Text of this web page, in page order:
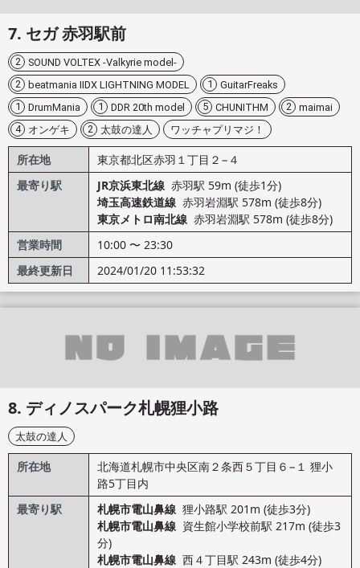
セガ 赤羽駅前
2
SOUND VOLTEX -Valkyrie model-
2
beatmania IIDX LIGHTNING MODEL 1
GuitarFreaks
1
DrumMania 1 DDR 20th model 5 CHUNITHM 2
maimai
4
オンゲキ 2 太鼓の達人 ワッチャプリマジ！
所在地
東京都北区赤羽１丁目２−４
最寄り駅
JR京浜東北線 赤羽駅 59m (徒歩1分)
埼玉高速鉄道線 赤羽岩淵駅 578m (徒歩8分)
東京メトロ南北線 赤羽岩淵駅 578m (徒歩8分)
営業時間
10:00 〜 23:30
最終更新日
2024/01/20 11:53:32
ディノスパーク札幌狸小路
太鼓の達人
所在地
北海道札幌市中央区南２条西５丁目６−１ 狸小
路5丁目内
最寄り駅
札幌市電山鼻線 狸小路駅 201m (徒歩3分)
札幌市電山鼻線 資生館小学校前駅 217m (徒歩3
分)
札幌市電山鼻線 西４丁目駅 243m (徒歩4分)